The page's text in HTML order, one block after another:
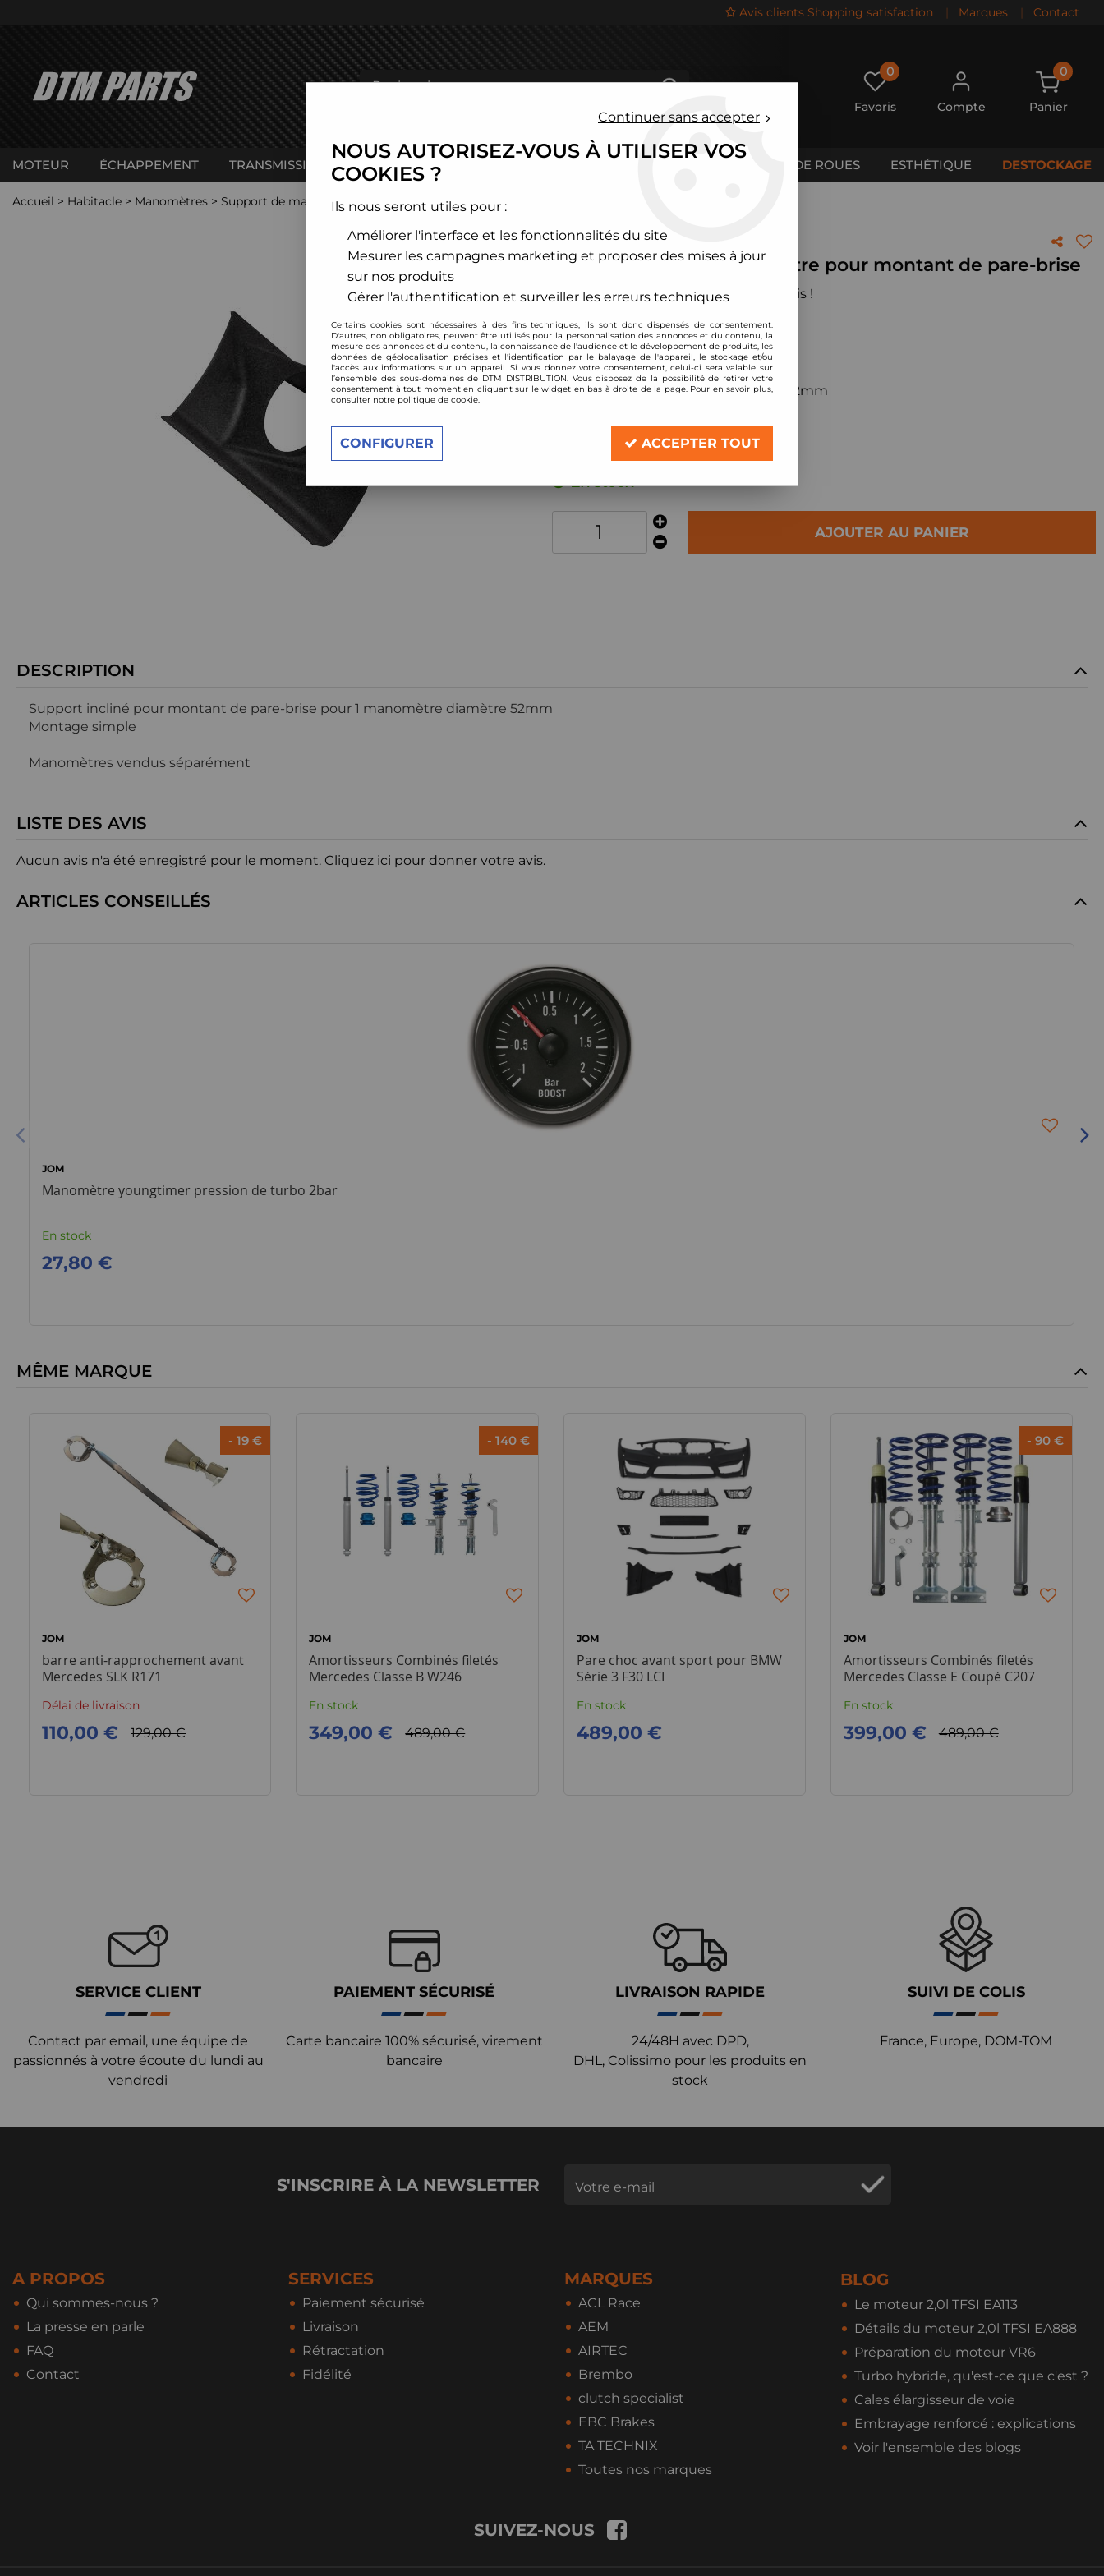
Avis clients Shopping satisfaction | Marques | Contact
0
Favoris Compte
0
Panier
MOTEUR ÉCHAPPEMENT TRANSMISSION CHÂSSIS CALES DE ROUES ESTHÉTIQUE DESTOCKAGE
Accueil > Habitacle > Manomètres > Support de manomètres >Support incliné 1 manomètre pour montant de pare-brise
JOM
Support incliné 1 manomètre pour montant de pare-brise
Soyez le premier à donner votre avis !
15,00 €TTC
Réf. :JO21128
Support incliné pour 1 manomètre 52mm
Description
En stock
AJOUTER AU PANIER
DESCRIPTION
Support incliné pour montant de pare-brise pour 1 manomètre diamètre 52mm
Montage simple
Manomètres vendus séparément
LISTE DES AVIS
Aucun avis n'a été enregistré pour le moment. Cliquez ici pour donner votre avis.
ARTICLES CONSEILLÉS
JOM
Manomètre youngtimer pression de turbo 2bar
En stock
27,80 €
MÊME MARQUE
- 19 €
JOM
barre anti-rapprochement avant
Mercedes SLK R171
Délai de livraison
129,00 €
110,00 €
- 140 €
JOM
Amortisseurs Combinés filetés
Mercedes Classe B W246
En stock
489,00 €
349,00 €
JOM
Pare choc avant sport pour BMW
Série 3 F30 LCI
En stock
489,00 €
- 90 €
JOM
Amortisseurs Combinés filetés
Mercedes Classe E Coupé C207
En stock
489,00 €
399,00 €
SERVICE CLIENT
Contact par email, une équipe de
passionnés à votre écoute du lundi au
vendredi
PAIEMENT SÉCURISÉ
Carte bancaire 100% sécurisé, virement
bancaire
LIVRAISON RAPIDE
24/48H avec DPD,
DHL, Colissimo pour les produits en
stock
SUIVI DE COLIS
France, Europe, DOM-TOM
S'INSCRIRE À LA NEWSLETTER
A PROPOS
Qui sommes-nous ?
La presse en parle
FAQ
Contact
SERVICES
Paiement sécurisé
Livraison
Rétractation
Fidélité
MARQUES
ACL Race
AEM
AIRTEC
Brembo
clutch specialist
EBC Brakes
TA TECHNIX
Toutes nos marques
BLOG
Le moteur 2,0l TFSI EA113
Détails du moteur 2,0l TFSI EA888
Préparation du moteur VR6
Turbo hybride, qu'est-ce que c'est ?
Cales élargisseur de voie
Embrayage renforcé : explications
Voir l'ensemble des blogs
SUIVEZ-NOUS
Continuer sans accepter
NOUS AUTORISEZ-VOUS À UTILISER VOS
COOKIES ?
Ils nous seront utiles pour :
Améliorer l'interface et les fonctionnalités du site
Mesurer les campagnes marketing et proposer des mises à jour
sur nos produits
Gérer l'authentification et surveiller les erreurs techniques
Certains cookies sont nécessaires à des fins techniques, ils sont donc dispensés de consentement.
D'autres, non obligatoires, peuvent être utilisés pour la personnalisation des annonces et du contenu, la
mesure des annonces et du contenu, la connaissance de l'audience et le développement de produits, les
données de géolocalisation précises et l'identification par le balayage de l'appareil, le stockage et/ou
l'accès aux informations sur un appareil. Si vous donnez votre consentement, celui-ci sera valable sur
l’ensemble des sous-domaines de DTM DISTRIBUTION. Vous disposez de la possibilité de retirer votre
consentement à tout moment en cliquant sur le widget en bas à droite de la page. Pour en savoir plus,
consulter notre politique de cookie.
CONFIGURER ACCEPTER TOUT